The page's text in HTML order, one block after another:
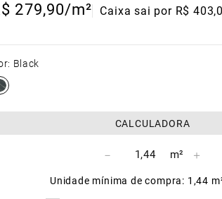
279,90/m² Caixa sai por R$
: Black
CALCULADORA
－ ＋
Unidade mínima de compra: 1,44